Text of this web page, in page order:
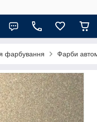
фарбування Фарби